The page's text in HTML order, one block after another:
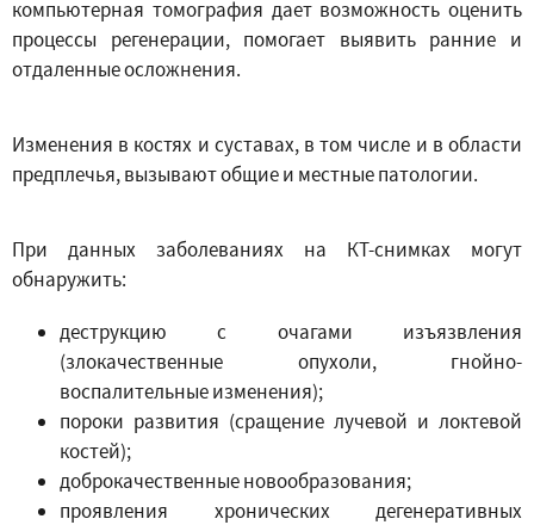
компьютерная томография дает возможность оценить
процессы регенерации, помогает выявить ранние и
отдаленные осложнения.
Изменения в костях и суставах, в том числе и в области
предплечья, вызывают общие и местные патологии.
При данных заболеваниях на КТ-снимках могут
обнаружить:
деструкцию с очагами изъязвления
(злокачественные опухоли, гнойно-
воспалительные изменения);
пороки развития (сращение лучевой и локтевой
костей);
доброкачественные новообразования;
проявления хронических дегенеративных